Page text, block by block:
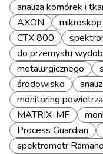
analiza komórek i
AXON
CTX 800
do przemysłu
metalurgicznego
środowisko
monitoring powietrza
MATRIX-MF
Process Guardian
spektrometr